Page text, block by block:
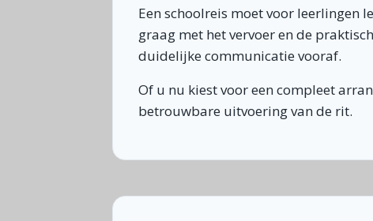
Een schoolreis moet voor leerlingen
graag met het vervoer en de
duidelijke communicatie vooraf.
Of u nu kiest voor een compleet
betrouwbare uitvoering van de rit.